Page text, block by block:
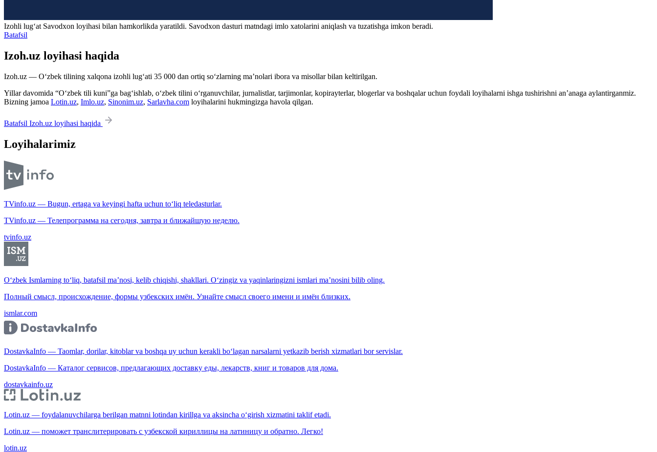
Izohli lugʻat Savodxon loyihasi bilan hamkorlikda yaratildi. Savodxon dasturi matndagi imlo xatolarini aniqlash va tuzatishga imkon beradi.
Batafsil
Izoh.uz loyihasi haqida
Izoh.uz — O‘zbek tilining xalqona izohli lug‘ati 35 000 dan ortiq so‘zlarning ma’nolari ibora va misollar bilan keltirilgan.
Yillar davomida “O‘zbek tili kuni”ga bag‘ishlab, o‘zbek tilini o‘rganuvchilar, jurnalistlar, tarjimonlar, kopirayterlar, blogerlar va boshqalar uchun foydali loyihalarni ishga tushirishni an’anaga aylantirganmiz.
Bizning jamoa Lotin.uz, Imlo.uz, Sinonim.uz, Sarlavha.com loyihalarini hukmingizga havola qilgan.
Batafsil Izoh.uz loyihasi haqida
Loyihalarimiz
TVinfo.uz — Bugun, ertaga va keyingi hafta uchun to‘liq teledasturlar.
TVinfo.uz — Телепрограмма на сегодня, завтра и ближайшую неделю.
tvinfo.uz
O‘zbek Ismlarning to‘liq, batafsil ma’nosi, kelib chiqishi, shakllari. O‘zingiz va yaqinlaringizni ismlari ma’nosini bilib oling.
Полный смысл, происхождение, формы узбекских имён. Узнайте смысл своего имени и имён близких.
ismlar.com
DostavkaInfo — Taomlar, dorilar, kitoblar va boshqa uy uchun kerakli bo‘lagan narsalarni yetkazib berish xizmatlari bor servislar.
DostavkaInfo — Каталог сервисов, предлагающих доставку еды, лекарств, книг и товаров для дома.
dostavkainfo.uz
Lotin.uz — foydalanuvchilarga berilgan matnni lotindan kirillga va aksincha o‘girish xizmatini taklif etadi.
Lotin.uz — поможет транслитерировать с узбекской кириллицы на латиницу и обратно. Легко!
lotin.uz